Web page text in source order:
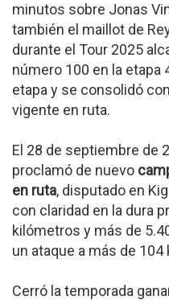
minutos sobre Jonas
también el maillot de
durante el Tour 2025
número 100 en la etapa
etapa y se consolidó
vigente en ruta.
El 28 de septiembre de
proclamó de nuevo
en ruta, disputado en
con claridad en la dura
kilómetros y más de
un ataque a más de 104
Cerró la temporada